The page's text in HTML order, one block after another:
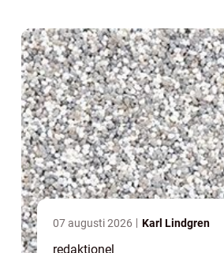
historisk...
07 augusti 2026 Karl Lindgren
redaktionel